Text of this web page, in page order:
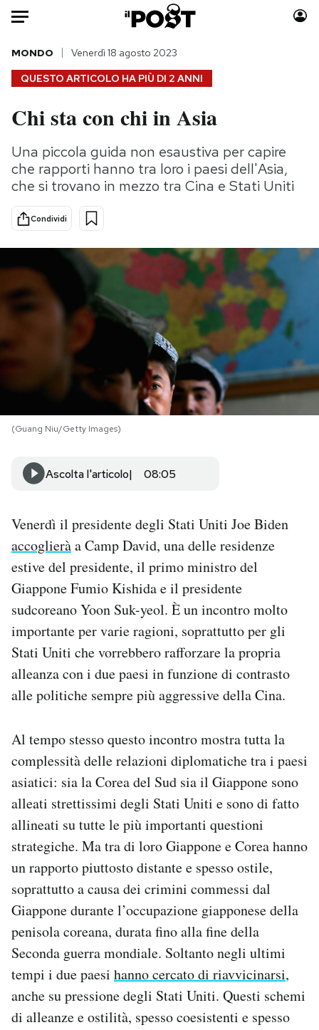
Auto
HOME
Italia
Politica
Tecnologia
Scienza
Economia
Sport
Moda
Consumismi
Storie/Idee
Altrecose
Mondiali calcio 2026
PODCAST
NEWSLETTER
SHOP
CALENDARIO
AREA PERSONALE
Area Personale
Newsletter
Notifiche mobile
Regala il Post
QUESTO ARTICOLO HA PIÙ DI 2 ANNI
MONDO Venerdì 18 agosto 2023
Chi sta con chi in Asia
Una piccola guida non esaustiva per capire
che rapporti hanno tra loro i paesi dell'Asia,
che si trovano in mezzo tra Cina e Stati Uniti
Condividi
(Guang Niu/Getty Images)
Ascolta l'articolo 08:05
Venerdì il presidente degli Stati Uniti Joe Biden
accoglieràa Camp David, una delle residenze
estive del presidente, il primo ministro del
Giappone Fumio Kishida e il presidente
sudcoreano Yoon Suk-yeol. È un incontro molto
importante per varie ragioni, soprattutto per gli
Stati Uniti che vorrebbero rafforzare la propria
alleanza con i due paesi in funzione di contrasto
alle politiche sempre più aggressive della Cina.
Al tempo stesso questo incontro mostra tutta la
complessità delle relazioni diplomatiche tra i paesi
asiatici: sia la Corea del Sud sia il Giappone sono
alleati strettissimi degli Stati Uniti e sono di fatto
allineati su tutte le più importanti questioni
strategiche. Ma tra di loro Giappone e Corea hanno
un rapporto piuttosto distante e spesso ostile,
soprattutto a causa dei crimini commessi dal
Giappone durante l’occupazione giapponese della
penisola coreana, durata fino alla fine della
Seconda guerra mondiale. Soltanto negli ultimi
tempi i due paesi hanno cercato di riavvicinarsi,
anche su pressione degli Stati Uniti. Questi schemi
di alleanze e ostilità, spesso coesistenti e spesso